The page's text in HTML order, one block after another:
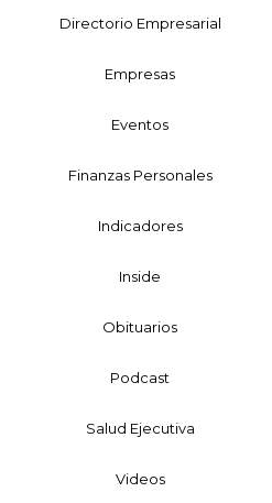
Directorio Empresarial
Empresas
Eventos
Finanzas Personales
Indicadores
Inside
Obituarios
Podcast
Salud Ejecutiva
Videos